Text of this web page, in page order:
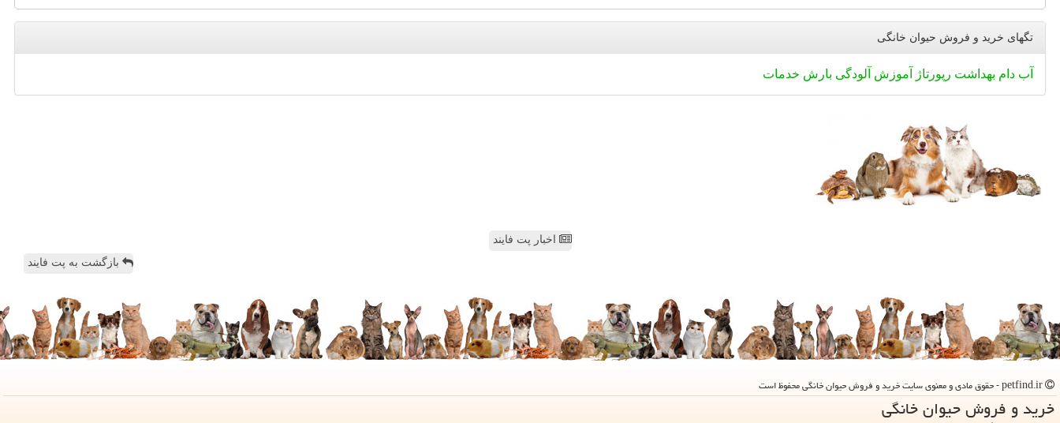
تگهای خرید و فروش حیوان خانگی
آب دام بهداشت رپورتاژ آموزش آلودگی بارش خدمات
اخبار پت فایند
بازگشت به پت فایند
خرید و فروش حیوان خانگی